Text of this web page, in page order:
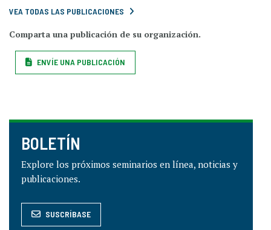
VEA TODAS LAS PUBLICACIONES
Comparta una publicación de su organización.
ENVÍE UNA PUBLICACIÓN
BOLETÍN
Explore los próximos seminarios en línea, noticias y
publicaciones.
SUSCRÍBASE